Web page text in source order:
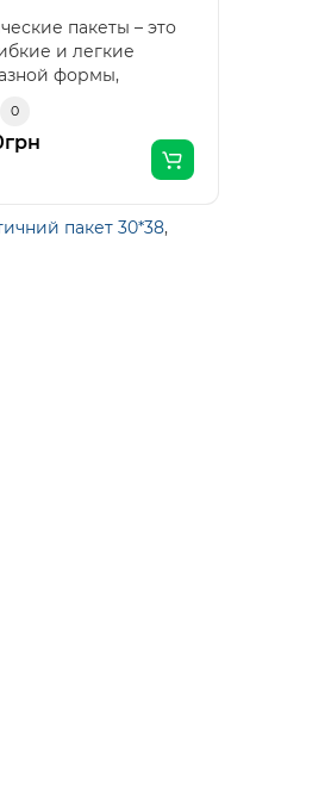
пакеты – это
и легкие
формы,
0
пакет 30*38,